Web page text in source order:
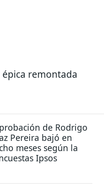
remontada
de Rodrigo
Pereira bajó en
meses según la
Ipsos